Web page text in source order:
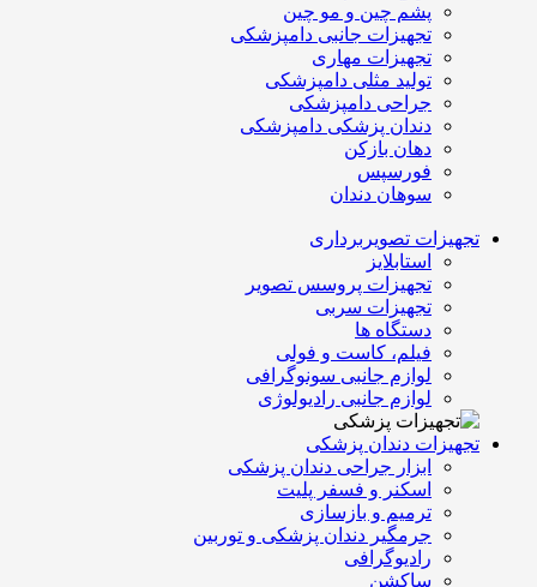
پشم چین و مو چین
تجهیزات جانبی دامپزشکی
تجهیزات مهاری
تولید مثلی دامپزشکی
جراحی دامپزشکی
دندان پزشکی دامپزشکی
دهان بازکن
فورسپس
سوهان دندان
تجهیزات تصویربرداری
استابلایز
تجهیزات پروسس تصویر
تجهیزات سربی
دستگاه ها
فیلم، کاست و فولی
لوازم جانبی سونوگرافی
لوازم جانبی رادیولوژی
تجهیزات دندان پزشکی
ابزار جراحی دندان پزشکی
اسکنر و فسفر پلیت
ترمیم و بازسازی
جرمگیر دندان پزشکی و توربین
رادیوگرافی
ساکشن